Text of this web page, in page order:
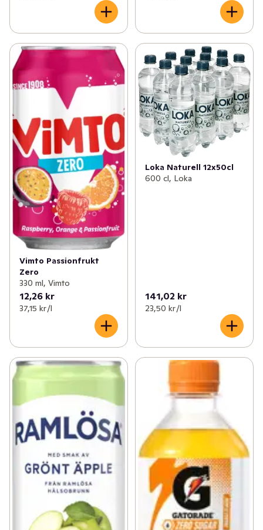
Vimto Passionfrukt
Zero
330 ml, Vimto
12,26 kr
37,15 kr /l
Loka Naturell 12x50cl
600 cl, Loka
141,02 kr
23,50 kr /l